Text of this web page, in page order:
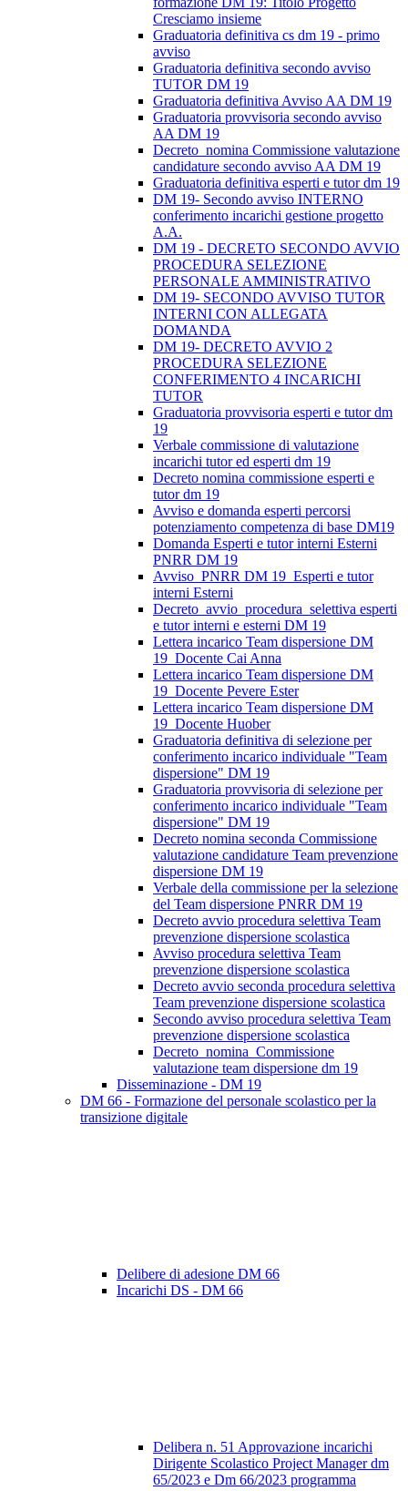
Cresciamo insieme
Graduatoria definitiva cs dm 19 - primo
avviso
Graduatoria definitiva secondo avviso
TUTOR DM 19
Graduatoria definitiva Avviso AA DM 19
Graduatoria provvisoria secondo avviso
AA DM 19
Decreto_nomina Commissione valutazione
candidature secondo avviso AA DM 19
Graduatoria definitiva esperti e tutor dm 19
DM 19- Secondo avviso INTERNO
conferimento incarichi gestione progetto
A.A.
DM 19 - DECRETO SECONDO AVVIO
PROCEDURA SELEZIONE
PERSONALE AMMINISTRATIVO
DM 19- SECONDO AVVISO TUTOR
INTERNI CON ALLEGATA
DOMANDA
DM 19- DECRETO AVVIO 2
PROCEDURA SELEZIONE
CONFERIMENTO 4 INCARICHI
TUTOR
Graduatoria provvisoria esperti e tutor dm
19
Verbale commissione di valutazione
incarichi tutor ed esperti dm 19
Decreto nomina commissione esperti e
tutor dm 19
Avviso e domanda esperti percorsi
potenziamento competenza di base DM19
Domanda Esperti e tutor interni Esterni
PNRR DM 19
Avviso_PNRR DM 19_Esperti e tutor
interni Esterni
Decreto_avvio_procedura_selettiva esperti
e tutor interni e esterni DM 19
Lettera incarico Team dispersione DM
19_Docente Cai Anna
Lettera incarico Team dispersione DM
19_Docente Pevere Ester
Lettera incarico Team dispersione DM
19_Docente Huober
Graduatoria definitiva di selezione per
conferimento incarico individuale "Team
dispersione" DM 19
Graduatoria provvisoria di selezione per
conferimento incarico individuale "Team
dispersione" DM 19
Decreto nomina seconda Commissione
valutazione candidature Team prevenzione
dispersione DM 19
Verbale della commissione per la selezione
del Team dispersione PNRR DM 19
Decreto avvio procedura selettiva Team
prevenzione dispersione scolastica
Avviso procedura selettiva Team
prevenzione dispersione scolastica
Decreto avvio seconda procedura selettiva
Team prevenzione dispersione scolastica
Secondo avviso procedura selettiva Team
prevenzione dispersione scolastica
Decreto_nomina_Commissione
valutazione team dispersione dm 19
Disseminazione - DM 19
DM 66 - Formazione del personale scolastico per la
transizione digitale
Delibere di adesione DM 66
Incarichi DS - DM 66
Delibera n. 51 Approvazione incarichi
Dirigente Scolastico Project Manager dm
65/2023 e Dm 66/2023 programma